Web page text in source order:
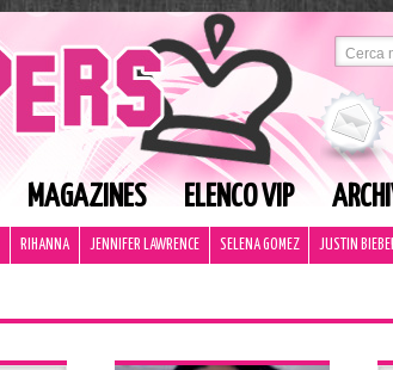
MAGAZINES ELENCO VIP
RIHANNA JENNIFER LAWRENCE SELENA GOMEZ JUSTIN